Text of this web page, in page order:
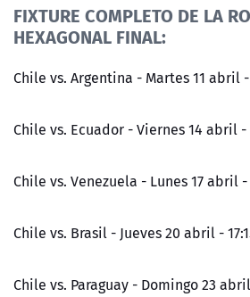
FIXTURE COMPLETO DE LA
HEXAGONAL FINAL:
Chile vs. Argentina - Martes 11 abril
Chile vs. Ecuador - Viernes 14 abril -
Chile vs. Venezuela - Lunes 17 abril -
Chile vs. Brasil - Jueves 20 abril -
Chile vs. Paraguay - Domingo 23